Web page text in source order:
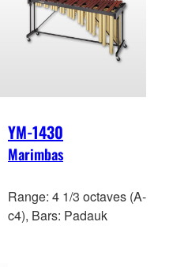
YM-1430
Marimbas
Range: 4 1/3 octaves (A-
c4), Bars: Padauk